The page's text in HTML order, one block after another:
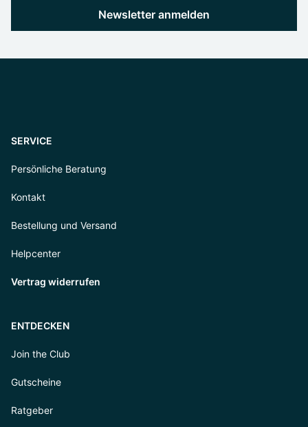
Newsletter anmelden
SERVICE
Persönliche Beratung
Kontakt
Bestellung und Versand
Helpcenter
Vertrag widerrufen
ENTDECKEN
Join the Club
Gutscheine
Ratgeber